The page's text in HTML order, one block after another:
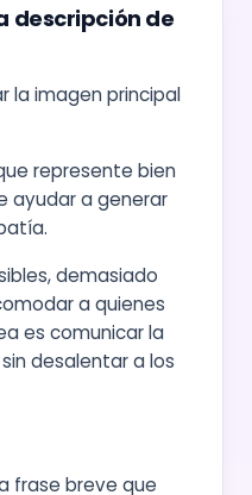
descripción de
la imagen principal
represente bien
ayudar a generar
demasiado
a quienes
es comunicar la
desalentar a los
frase breve que